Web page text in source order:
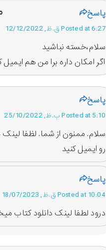
پاسخ
Posted at 6:27 ق.ظ, 12/12/2022
سلام،خسته نباشید
اگر امکان داره برا من هم ایمیل
پاسخ
Posted at 5:10 ب.ظ, 25/10/2022
سلام. ممنون از شما. لظفا لینک
رو ایمیل کنید
پاسخ
Posted at 10:04 ق.ظ, 18/07/2023
درود لطفا لینک دانلود کتاب